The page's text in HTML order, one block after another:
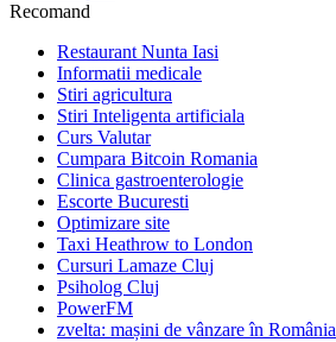
Recomand
Restaurant Nunta Iasi
Informatii medicale
Stiri agricultura
Stiri Inteligenta artificiala
Curs Valutar
Cumpara Bitcoin Romania
Clinica gastroenterologie
Escorte Bucuresti
Optimizare site
Taxi Heathrow to London
Cursuri Lamaze Cluj
Psiholog Cluj
PowerFM
zvelta: mașini de vânzare în România